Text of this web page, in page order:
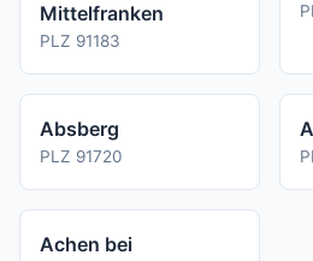
Mittelfranken
PLZ 91183
Absberg
PLZ 91720
Achen bei